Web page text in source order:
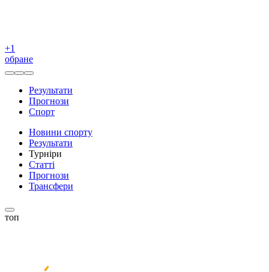
+1
обране
Результати
Прогнози
Спорт
Новини спорту
Результати
Турніри
Статті
Прогнози
Трансфери
топ